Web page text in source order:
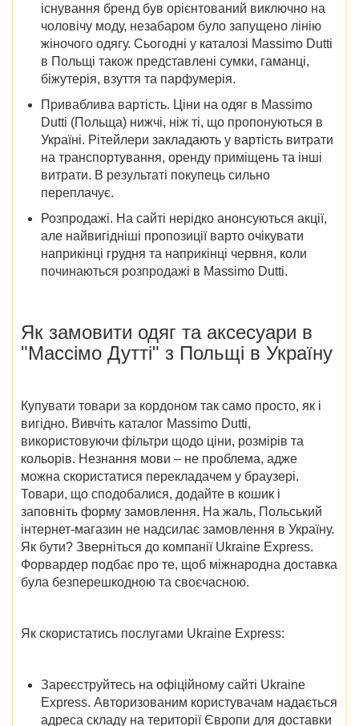
існування бренд був орієнтований виключно на
чоловічу моду, незабаром було запущено лінію
жіночого одягу. Сьогодні у каталозі Massimo Dutti
в Польщі також представлені сумки, гаманці,
біжутерія, взуття та парфумерія.
Приваблива вартість. Ціни на одяг в Massimo
Dutti (Польща) нижчі, ніж ті, що пропонуються в
Україні. Рітейлери закладають у вартість витрати
на транспортування, оренду приміщень та інші
витрати. В результаті покупець сильно
переплачує.
Розпродажі. На сайті нерідко анонсуються акції,
але найвигідніші пропозиції варто очікувати
наприкінці грудня та наприкінці червня, коли
починаються розпродажі в Massimo Dutti.
Як замовити одяг та аксесуари в
"Массімо Дутті" з Польщі в Україну
Купувати товари за кордоном так само просто, як і
вигідно. Вивчіть каталог Massimo Dutti,
використовуючи фільтри щодо ціни, розмірів та
кольорів. Незнання мови – не проблема, адже
можна скористатися перекладачем у браузері.
Товари, що сподобалися, додайте в кошик і
заповніть форму замовлення. На жаль, Польський
інтернет-магазин не надсилає замовлення в Україну.
Як бути? Зверніться до компанії Ukraine Express.
Форвардер подбає про те, щоб міжнародна доставка
була безперешкодною та своєчасною.
Як скористатись послугами Ukraine Express:
Зареєструйтесь на офіційному сайті Ukraine
Express. Авторизованим користувачам надається
адреса складу на території Європи для доставки